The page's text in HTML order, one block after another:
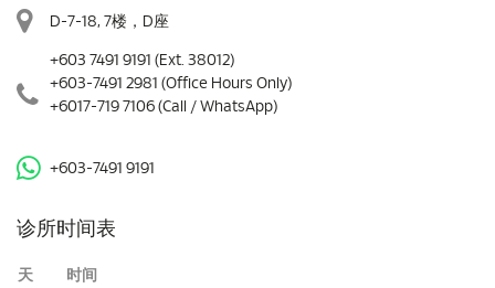
D-7-18, 7楼，D座
+603 7491 9191 (Ext. 38012)
+603-7491 2981 (Office Hours Only)
+6017-719 7106 (Call / WhatsApp)
+603-7491 9191
诊所时间表
天
时间